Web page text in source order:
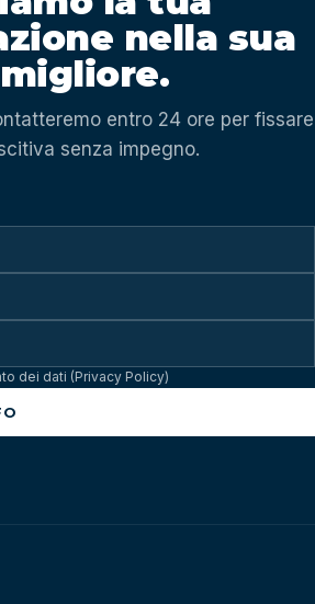
nella sua
entro 24 ore per fissare
senza impegno.
dei dati (Privacy Policy)